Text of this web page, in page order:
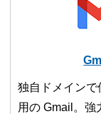
独自ドメイン
用の Gmail。強